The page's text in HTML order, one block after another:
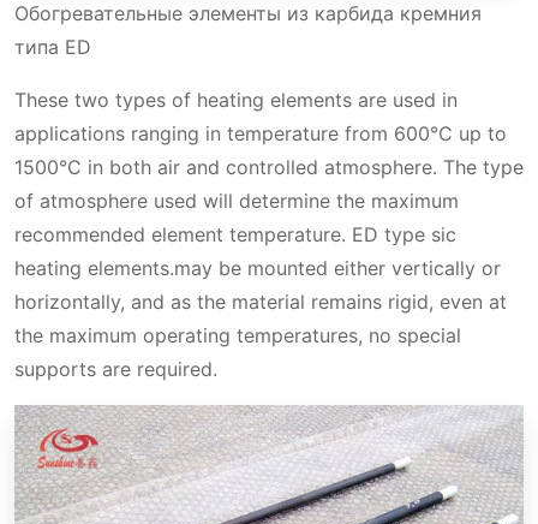
Обогревательные элементы из карбида кремния
типа ED
These two types of heating elements are used in
applications ranging in temperature from 600°C up to
1500°C in both air and controlled atmosphere. The type
of atmosphere used will determine the maximum
recommended element temperature. ED type sic
heating elements.may be mounted either vertically or
horizontally, and as the material remains rigid, even at
the maximum operating temperatures, no special
supports are required.